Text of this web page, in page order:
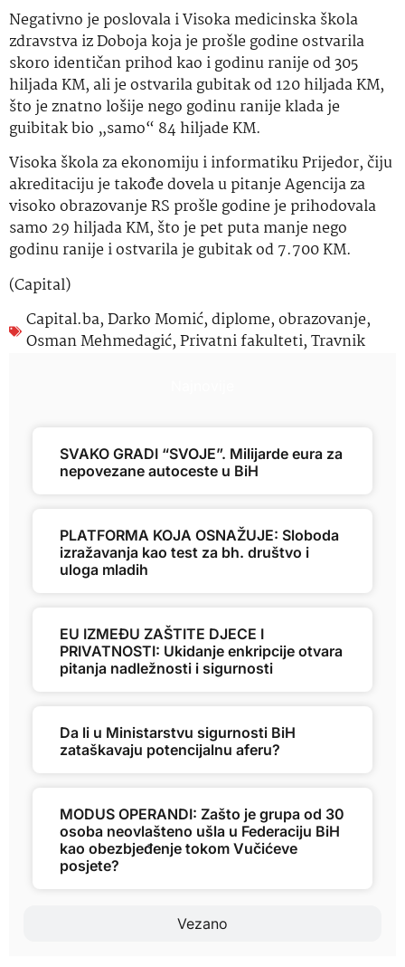
Negativno je poslovala i Visoka medicinska škola
zdravstva iz Doboja koja je prošle godine ostvarila
skoro identičan prihod kao i godinu ranije od 305
hiljada KM, ali je ostvarila gubitak od 120 hiljada KM,
što je znatno lošije nego godinu ranije klada je
guibitak bio „samo“ 84 hiljade KM.
Visoka škola za ekonomiju i informatiku Prijedor, čiju
akreditaciju je takođe dovela u pitanje Agencija za
visoko obrazovanje RS prošle godine je prihodovala
samo 29 hiljada KM, što je pet puta manje nego
godinu ranije i ostvarila je gubitak od 7.700 KM.
(Capital)
Capital.ba,Darko Momić,diplome,obrazovanje,
Osman Mehmedagić,Privatni fakulteti,Travnik
Vezano
SVAKO GRADI “SVOJE”. Milijarde eura za
nepovezane autoceste u BiH
PLATFORMA KOJA OSNAŽUJE: Sloboda
izražavanja kao test za bh. društvo i
uloga mladih
EU IZMEĐU ZAŠTITE DJECE I
PRIVATNOSTI: Ukidanje enkripcije otvara
pitanja nadležnosti i sigurnosti
Da li u Ministarstvu sigurnosti BiH
zataškavaju potencijalnu aferu?
MODUS OPERANDI: Zašto je grupa od 30
osoba neovlašteno ušla u Federaciju BiH
kao obezbjeđenje tokom Vučićeve
posjete?